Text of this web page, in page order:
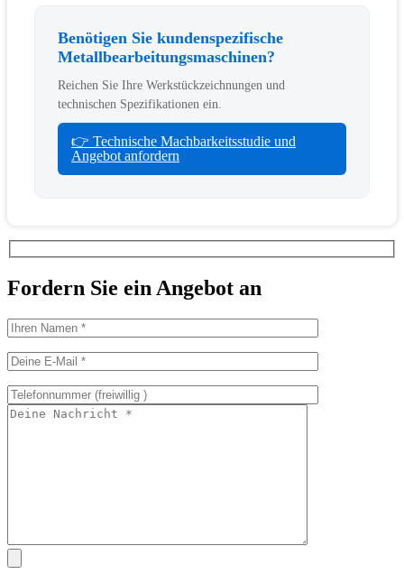
Benötigen Sie kundenspezifische
Metallbearbeitungsmaschinen?
Reichen Sie Ihre Werkstückzeichnungen und
technischen Spezifikationen ein.
👉 Technische Machbarkeitsstudie und
Angebot anfordern
Fordern Sie ein Angebot an